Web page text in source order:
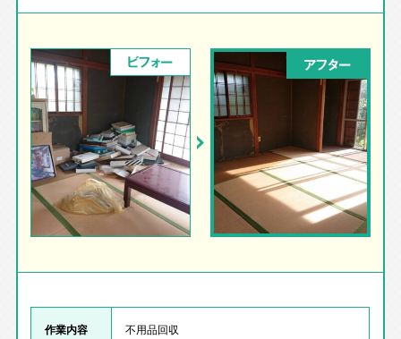
ビフォー アフター
作業内容 不用品回収